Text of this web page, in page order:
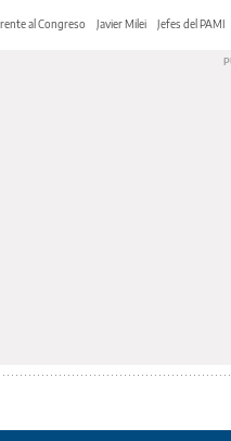
al Congreso Javier Milei Jefes del PAMI